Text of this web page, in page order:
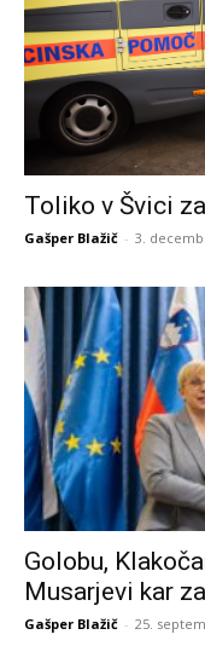
Toliko v Švici
Gašper Blažič - 3.
Golobu,
Musarjevi kar
Gašper Blažič - 25.